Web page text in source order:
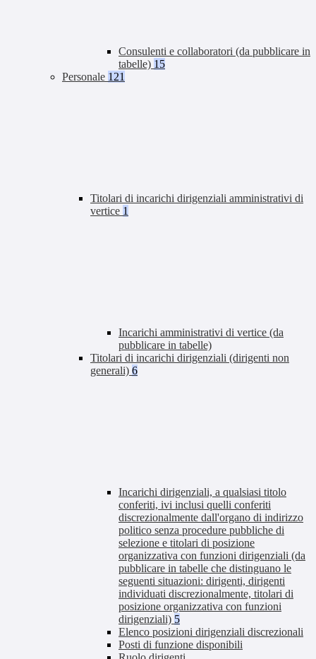
Consulenti e collaboratori (da pubblicare in
tabelle) 15
Personale 121
Titolari di incarichi dirigenziali amministrativi di
vertice 1
Incarichi amministrativi di vertice (da
pubblicare in tabelle)
Titolari di incarichi dirigenziali (dirigenti non
generali) 6
Incarichi dirigenziali, a qualsiasi titolo
conferiti, ivi inclusi quelli conferiti
discrezionalmente dall'organo di indirizzo
politico senza procedure pubbliche di
selezione e titolari di posizione
organizzativa con funzioni dirigenziali (da
pubblicare in tabelle che distinguano le
seguenti situazioni: dirigenti, dirigenti
individuati discrezionalmente, titolari di
posizione organizzativa con funzioni
dirigenziali) 5
Elenco posizioni dirigenziali discrezionali
Posti di funzione disponibili